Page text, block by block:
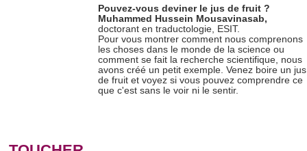
ont collectées lors de votre utilisation de leurs services.
Pouvez-vous deviner le jus de fruit ?
Muhammed Hussein Mousavinasab,
doctorant en traductologie, ESIT.
Pour vous montrer comment nous comprenons
les choses dans le monde de la science ou
comment se fait la recherche scientifique, nous
avons créé un petit exemple. Venez boire un jus
de fruit et voyez si vous pouvez comprendre ce
que c'est sans le voir ni le sentir.